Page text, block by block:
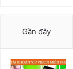
Gần đây